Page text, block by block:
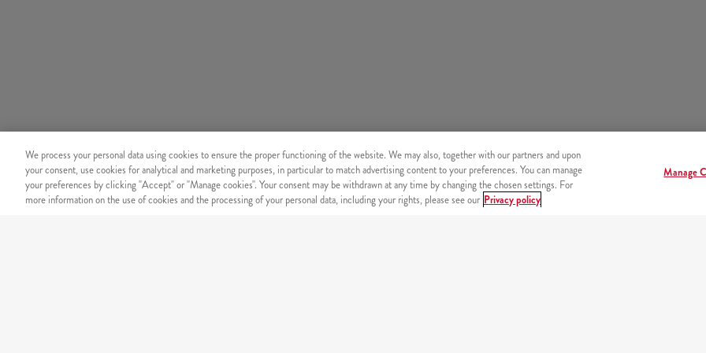
We process your personal data using cookies to ensure the proper functioning of the website. We may also, together with our partners and upon
your consent, use cookies for analytical and marketing purposes, in particular to match advertising content to your preferences. You can manage
your preferences by clicking "Accept" or "Manage cookies". Your consent may be withdrawn at any time by changing the chosen settings. For
more information on the use of cookies and the processing of your personal data, including your rights, please see our Privacy policy
Manage